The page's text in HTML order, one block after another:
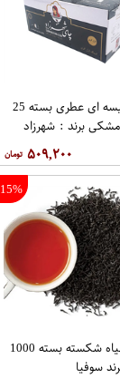
چای کیسه ای عطری بسته 25
برند : شهرزاد
۵۰۹,۲۰۰
15%
چای سیاه شکسته بسته 1000
سوفیا